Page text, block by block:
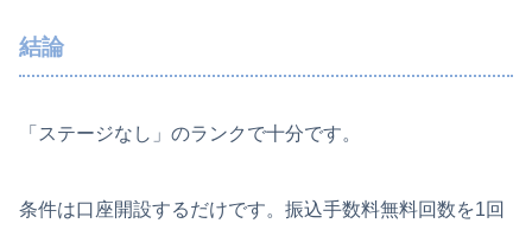
結論
「ステージなし」のランクで十分です。
条件は口座開設するだけです。振込手数料無料回数を1回